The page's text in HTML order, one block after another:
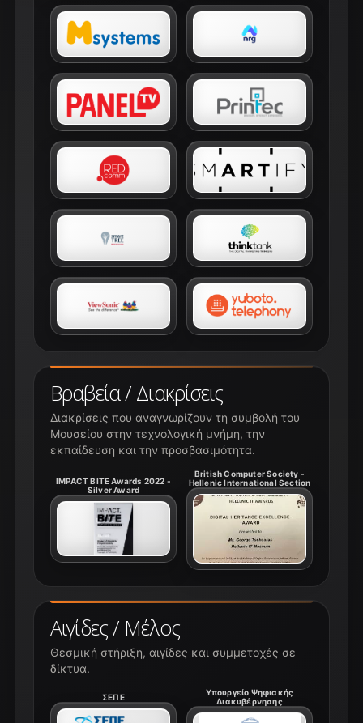
Αιγίδες / Μέλος
Θεσμική στήριξη, αιγίδες και συμμετοχές σε
δίκτυα.
ΣΕΠΕ
Υπουργείο Ψηφιακής
Διακυβέρνησης
Βραβεία / Διακρίσεις
Διακρίσεις που αναγνωρίζουν τη συμβολή του
Μουσείου στην τεχνολογική μνήμη, την
εκπαίδευση και την προσβασιμότητα.
IMPACT BITE Awards 2022 -
Silver Award
British Computer Society -
Hellenic International Section